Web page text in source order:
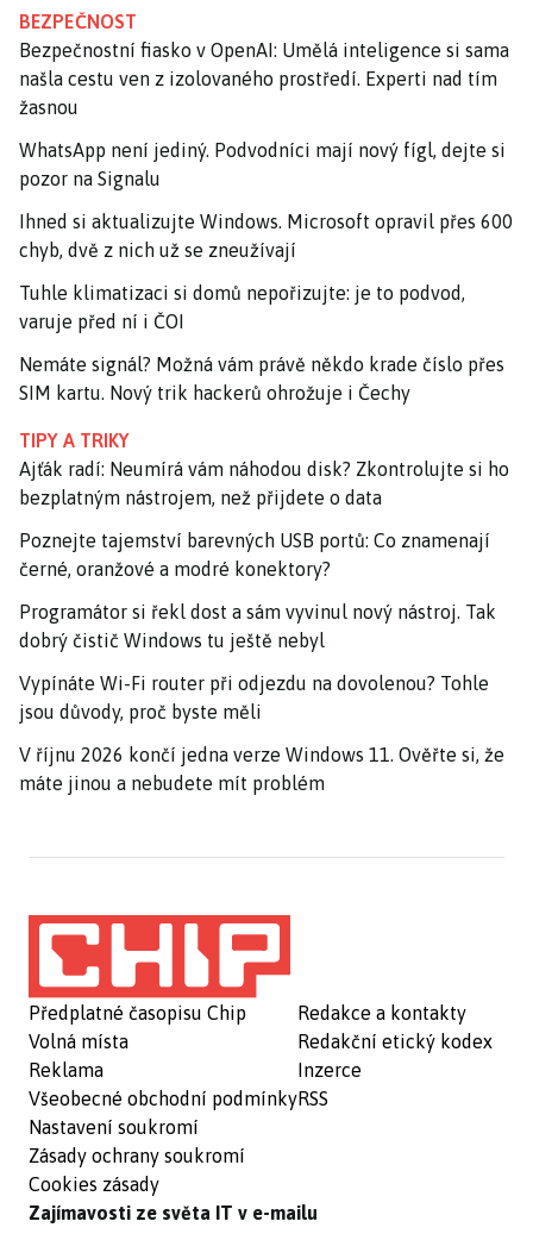
BEZPEČNOST
Bezpečnostní fiasko v OpenAI: Umělá inteligence si sama
našla cestu ven z izolovaného prostředí. Experti nad tím
žasnou
WhatsApp není jediný. Podvodníci mají nový fígl, dejte si
pozor na Signalu
Ihned si aktualizujte Windows. Microsoft opravil přes 600
chyb, dvě z nich už se zneužívají
Tuhle klimatizaci si domů nepořizujte: je to podvod,
varuje před ní i ČOI
Nemáte signál? Možná vám právě někdo krade číslo přes
SIM kartu. Nový trik hackerů ohrožuje i Čechy
TIPY A TRIKY
Ajťák radí: Neumírá vám náhodou disk? Zkontrolujte si ho
bezplatným nástrojem, než přijdete o data
Poznejte tajemství barevných USB portů: Co znamenají
černé, oranžové a modré konektory?
Programátor si řekl dost a sám vyvinul nový nástroj. Tak
dobrý čistič Windows tu ještě nebyl
Vypínáte Wi-Fi router při odjezdu na dovolenou? Tohle
jsou důvody, proč byste měli
V říjnu 2026 končí jedna verze Windows 11. Ověřte si, že
máte jinou a nebudete mít problém
Předplatné časopisu Chip
Volná místa
Reklama
Všeobecné obchodní podmínky
Nastavení soukromí
Zásady ochrany soukromí
Cookies zásady
Redakce a kontakty
Redakční etický kodex
Inzerce
RSS
Zajímavosti ze světa IT v e-mailu